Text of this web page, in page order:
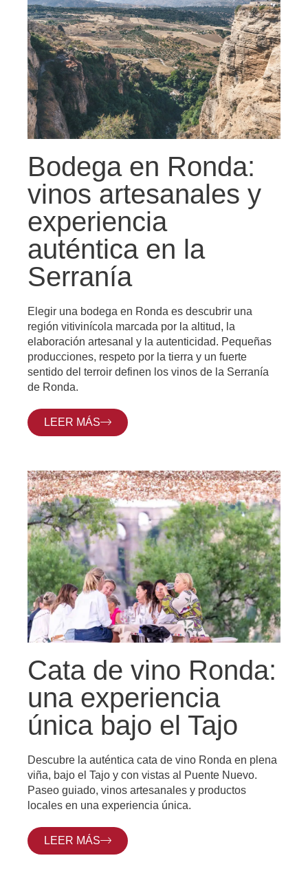
Bodega en Ronda:
vinos artesanales y
experiencia
auténtica en la
Serranía
Elegir una bodega en Ronda es descubrir una
región vitivinícola marcada por la altitud, la
elaboración artesanal y la autenticidad. Pequeñas
producciones, respeto por la tierra y un fuerte
sentido del terroir definen los vinos de la Serranía
de Ronda.
LEER MÁS
Cata de vino Ronda:
una experiencia
única bajo el Tajo
Descubre la auténtica cata de vino Ronda en plena
viña, bajo el Tajo y con vistas al Puente Nuevo.
Paseo guiado, vinos artesanales y productos
locales en una experiencia única.
LEER MÁS